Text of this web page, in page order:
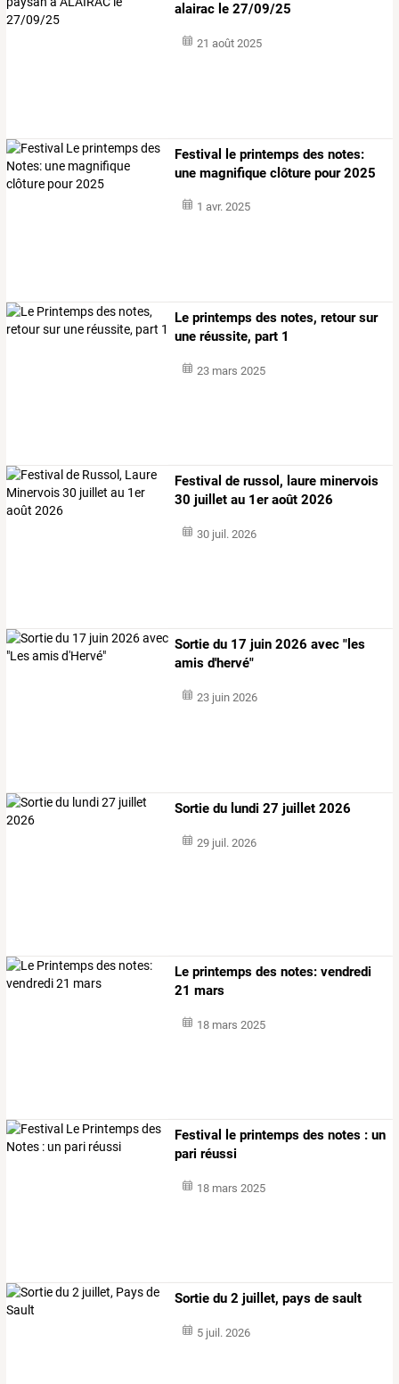
alairac le 27/09/25
21 août 2025
Festival le printemps des notes:
une magnifique clôture pour 2025
1 avr. 2025
Le printemps des notes, retour sur
une réussite, part 1
23 mars 2025
Festival de russol, laure minervois
30 juillet au 1er août 2026
30 juil. 2026
Sortie du 17 juin 2026 avec "les
amis d'hervé"
23 juin 2026
Sortie du lundi 27 juillet 2026
29 juil. 2026
Le printemps des notes: vendredi
21 mars
18 mars 2025
Festival le printemps des notes : un
pari réussi
18 mars 2025
Sortie du 2 juillet, pays de sault
5 juil. 2026